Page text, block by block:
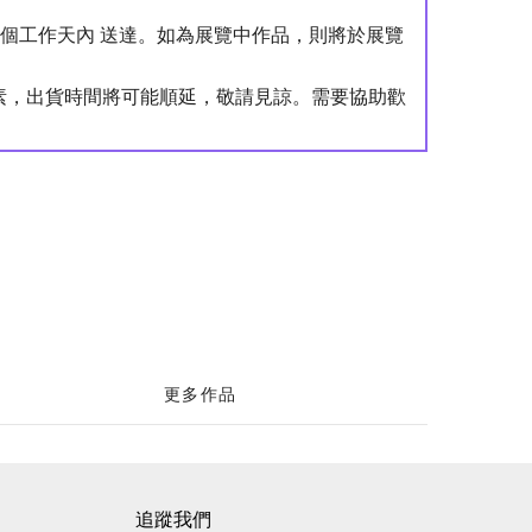
工作天內 送達。如為展覽中作品，則將於展覽
出貨時間將可能順延，敬請見諒。需要協助歡
更多作品
追蹤我們